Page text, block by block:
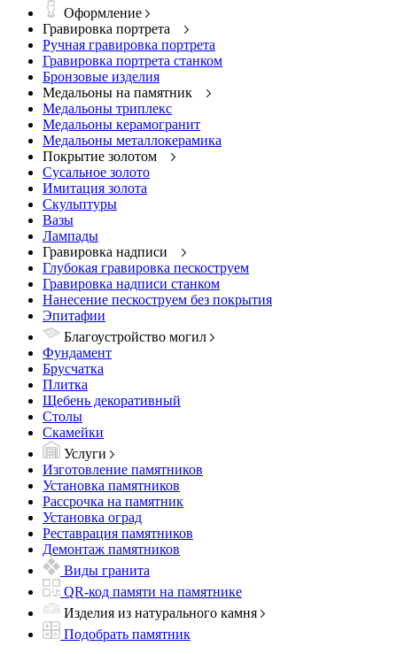
Оформление
Гравировка портрета
Ручная гравировка портрета
Гравировка портрета станком
Бронзовые изделия
Медальоны на памятник
Медальоны триплекс
Медальоны керамогранит
Медальоны металлокерамика
Покрытие золотом
Сусальное золото
Имитация золота
Скульптуры
Вазы
Лампады
Гравировка надписи
Глубокая гравировка пескоструем
Гравировка надписи станком
Нанесение пескоструем без покрытия
Эпитафии
Благоустройство могил
Фундамент
Брусчатка
Плитка
Щебень декоративный
Столы
Скамейки
Услуги
Изготовление памятников
Установка памятников
Рассрочка на памятник
Установка оград
Реставрация памятников
Демонтаж памятников
Виды гранита
QR-код памяти на памятнике
Изделия из натурального камня
Подобрать памятник